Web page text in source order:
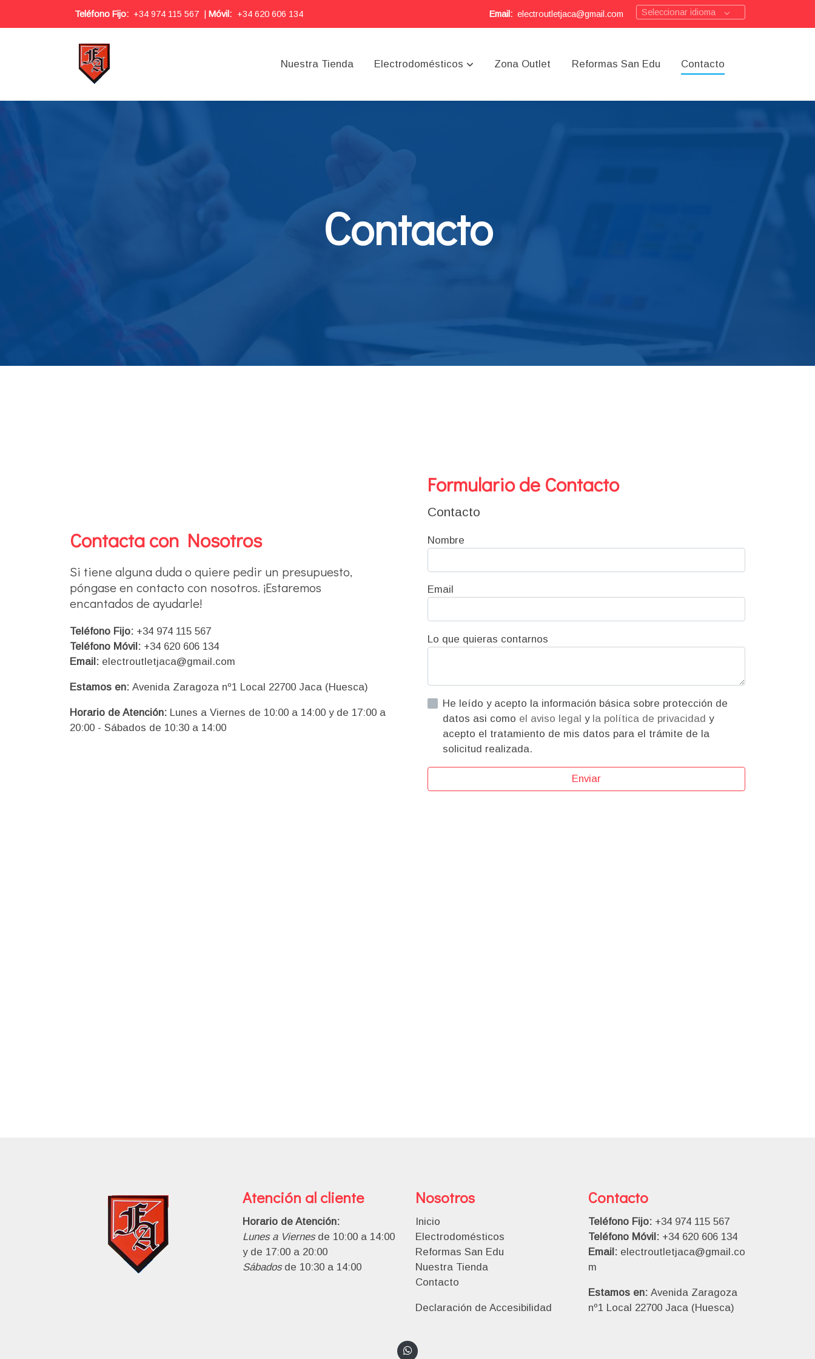
Teléfono Fijo: +34 974 115 567 Móvil: +34 620 606 134 Email: electroutletjaca@gmail.com Seleccionar idioma
Nuestra Tienda Electrodomésticos Zona Outlet Reformas San Edu Contacto
Contacto
Contacta con Nosotros
Si tiene alguna duda o quiere pedir un presupuesto,
póngase en contacto con nosotros. ¡Estaremos
encantados de ayudarle!
Teléfono Fijo: +34 974 115 567
Teléfono Móvil: +34 620 606 134
Email: electroutletjaca@gmail.com
Estamos en: Avenida Zaragoza nº1 Local 22700 Jaca (Huesca)
Horario de Atención: Lunes a Viernes de 10:00 a 14:00 y de 17:00 a
20:00 - Sábados de 10:30 a 14:00
Formulario de Contacto
Contacto
Nombre
Email
Lo que quieras contarnos
He leído y acepto la información básica sobre protección de
datos asi como el aviso legal y la política de privacidad y
acepto el tratamiento de mis datos para el trámite de la
solicitud realizada.
Enviar
Atención al cliente
Horario de Atención:
Lunes a Viernesde 10:00 a 14:00
y de 17:00 a 20:00
Sábadosde 10:30 a 14:00
Nosotros
Inicio
Electrodomésticos
Reformas San Edu
Nuestra Tienda
Contacto
Declaración de Accesibilidad
Contacto
Teléfono Fijo: +34 974 115 567
Teléfono Móvil:+34 620 606 134
Email: electroutletjaca@gmail.co
m
Estamos en: Avenida Zaragoza
nº1 Local 22700 Jaca (Huesca)